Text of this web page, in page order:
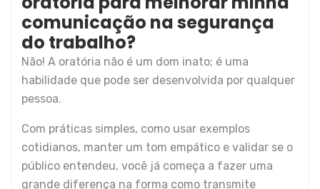
comunicação na segurança
do trabalho?
Não! A oratória não é um dom inato; é uma
habilidade que pode ser desenvolvida por qualquer
pessoa.
Com práticas simples, como usar exemplos
cotidianos, manter um tom empático e validar se o
público entendeu, você já começa a fazer uma
grande diferença na forma como transmite